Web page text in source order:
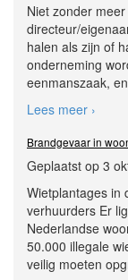
Niet zonder
directeur/
halen als zijn of
onderneming
eenmanszaak,
Lees meer ›
Brandgevaar in
Geplaatst op 3
Wietplantages in
verhuurders Er
Nederlandse
50.000 illegale
veilig moeten